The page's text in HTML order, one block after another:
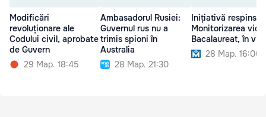
Modificări
revoluționare ale
Codului civil, aprobate
de Guvern
29 Мар. 18:45
Ambasadorul Rusiei:
Guvernul rus nu a
trimis spioni în
Australia
28 Мар. 21:30
Inițiativă respinsă:
Monitorizarea
Bacalaureat, în
28 Мар. 16:00